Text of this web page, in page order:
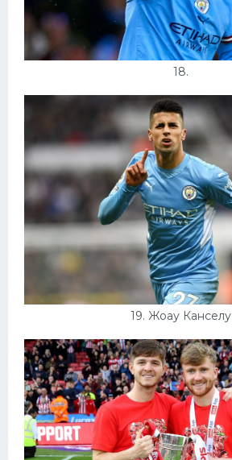
18.
19. Жоау Канселу